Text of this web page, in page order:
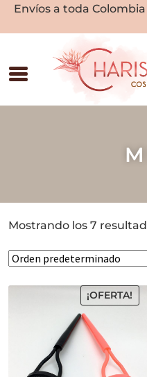
Envíos a toda Colombia
Mostrando los 7
¡OFERTA!